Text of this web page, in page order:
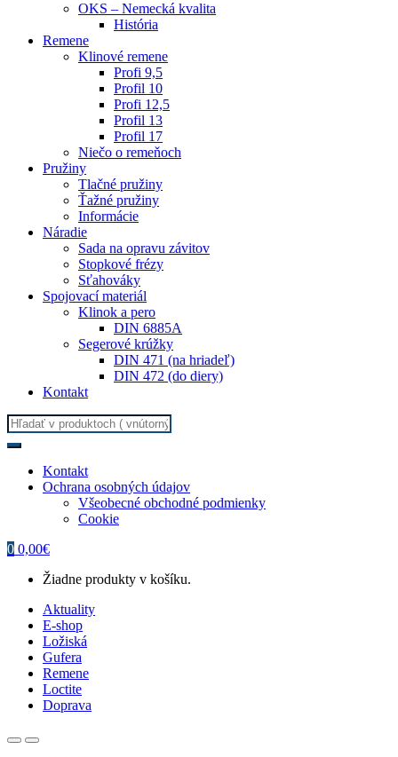
OKS – Nemecká kvalita
História
Remene
Klinové remene
Profi 9,5
Profil 10
Profi 12,5
Profil 13
Profil 17
Niečo o remeňoch
Pružiny
Tlačné pružiny
Ťažné pružiny
Informácie
Náradie
Sada na opravu závitov
Stopkové frézy
Sťahováky
Spojovací materiál
Klinok a pero
DIN 6885A
Segerové krúžky
DIN 471 (na hriadeľ)
DIN 472 (do diery)
Kontakt
Search
for:
Kontakt
Ochrana osobných údajov
Všeobecné obchodné podmienky
Cookie
0 0,00€
Žiadne produkty v košíku.
Aktuality
E-shop
Ložiská
Gufera
Remene
Loctite
Doprava